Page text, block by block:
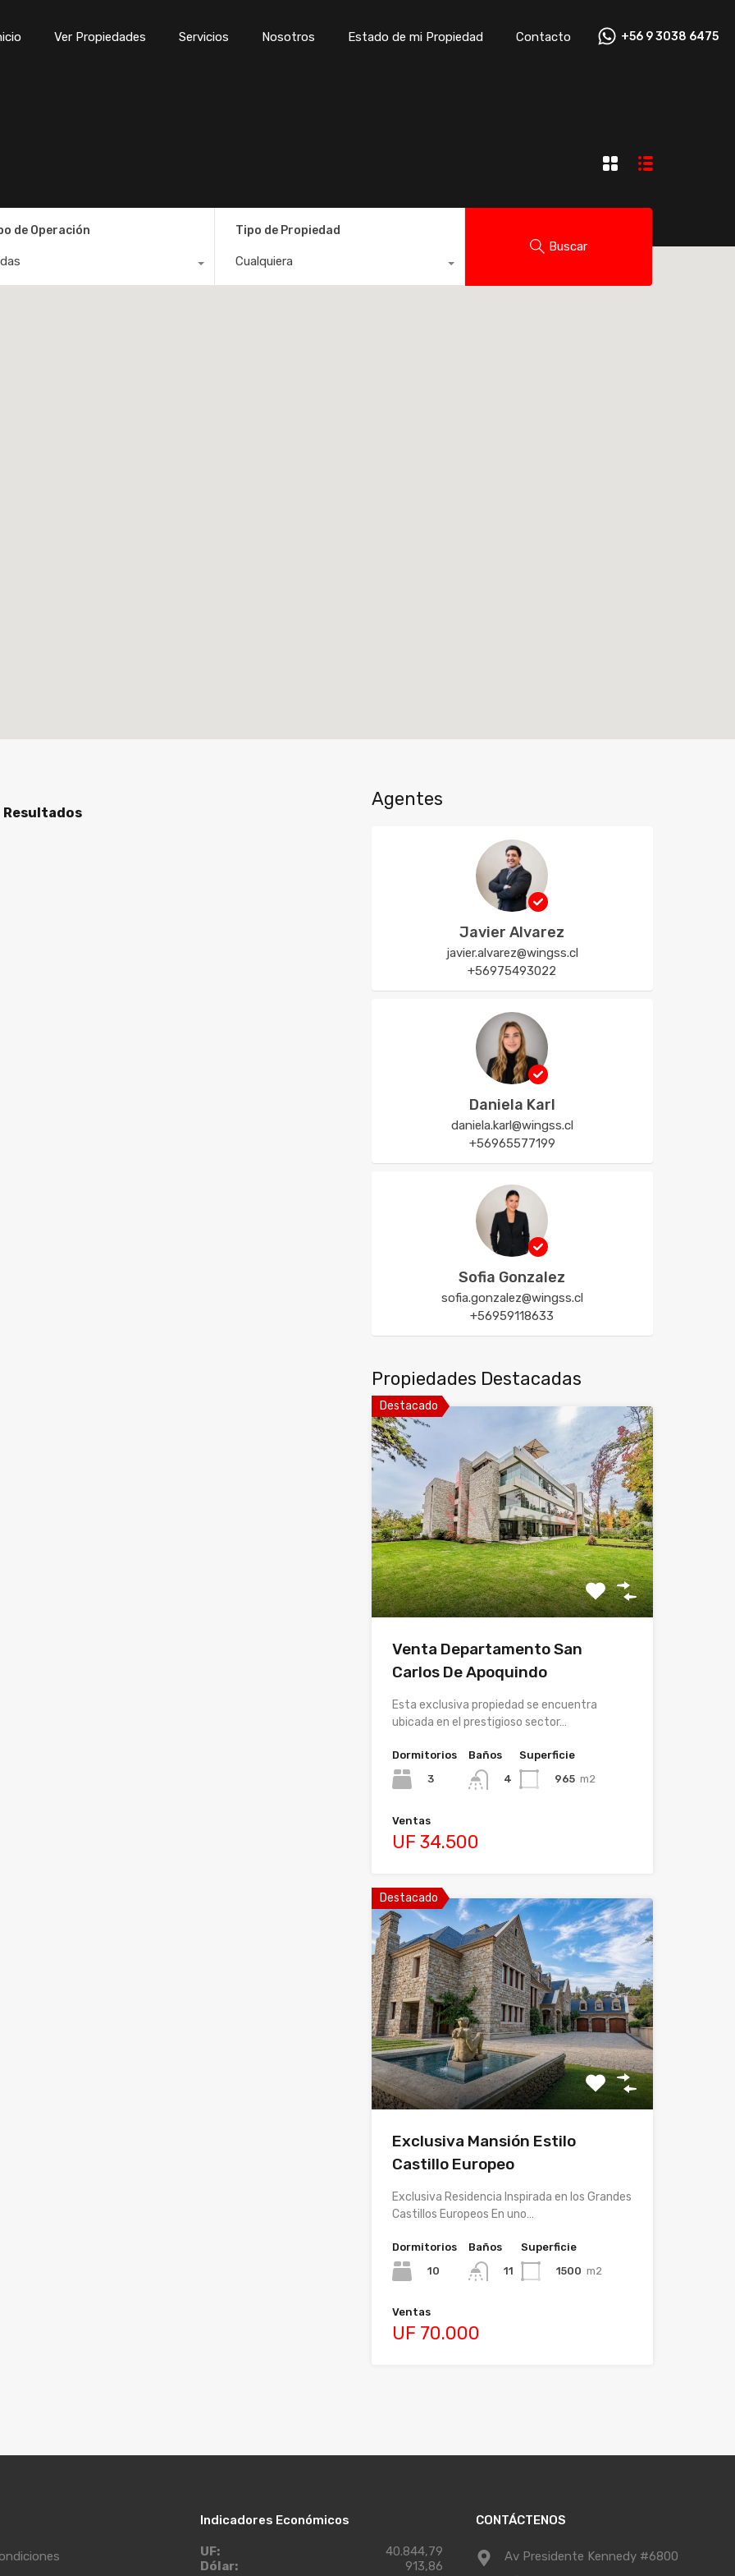
Inicio Ver Propiedades Servicios Nosotros Estado de mi Propiedad Contacto +56 9 3038 6475
Ver Propiedades Servicios Nosotros Estado de mi Propiedad Contacto +56 9 3038 6475
de Operación Tipo de Propiedad
Cualquiera
Buscar
Resultados
Agentes
Javier Alvarez
javier.alvarez@wingss.cl
+56975493022
Daniela Karl
daniela.karl@wingss.cl
+56965577199
Sofia Gonzalez
sofia.gonzalez@wingss.cl
+56959118633
Propiedades Destacadas
Destacado
Venta Departamento San
Carlos De Apoquindo
Esta exclusiva propiedad se encuentra
ubicada en el prestigioso sector…
Dormitorios
3
Baños
4
Superficie
965 m2
Ventas
UF 34.500
Destacado
Exclusiva Mansión Estilo
Castillo Europeo
Exclusiva Residencia Inspirada en los Grandes
Castillos Europeos En uno…
Dormitorios
10
Baños
11
Superficie
1500 m2
Ventas
UF 70.000
Indicadores Económicos
UF:
40.844,79
Dólar:
913,86
CONTÁCTENOS
Av Presidente Kennedy #6800